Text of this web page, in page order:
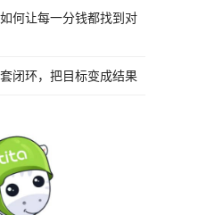
何让每一分钱都找到对
闭环，把目标变成结果